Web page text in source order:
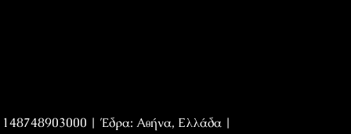
| Έδρα: Αθήνα, Ελλάδα |